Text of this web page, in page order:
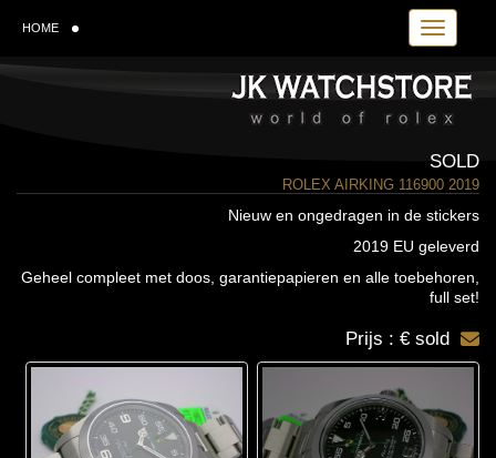
Toggle
HOME
SOLD
ROLEX AIRKING 116900 2019
Nieuw en ongedragen in de stickers
2019 EU geleverd
Geheel compleet met doos, garantiepapieren en alle toebehoren,
full set!
Prijs : € sold